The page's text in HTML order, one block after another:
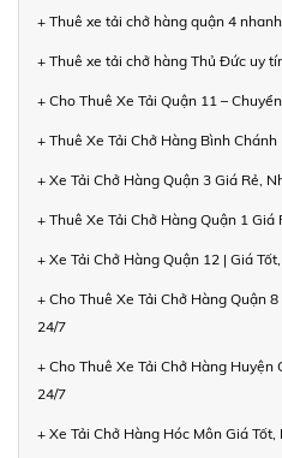
+ Thuê xe tải chở hàng quận 4
+ Thuê xe tải chở hàng Thủ Đức uy
+ Cho Thuê Xe Tải Quận 11 –
+ Thuê Xe Tải Chở Hàng Bình
+ Xe Tải Chở Hàng Quận 3 Giá Rẻ,
+ Thuê Xe Tải Chở Hàng Quận 1 Giá
+ Xe Tải Chở Hàng Quận 12 | Giá
+ Cho Thuê Xe Tải Chở Hàng Quận
24/7
+ Cho Thuê Xe Tải Chở Hàng Huyện
24/7
+ Xe Tải Chở Hàng Hóc Môn Giá Tốt,